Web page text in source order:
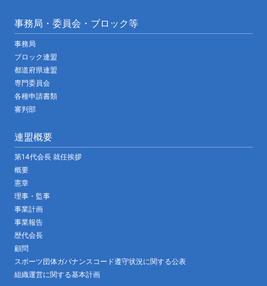
事務局・委員会・ブロック等
事務局
ブロック連盟
都道府県連盟
専門委員会
各種申請書類
審判部
連盟概要
第14代会長 就任挨拶
概要
憲章
理事・監事
事業計画
事業報告
歴代会長
顧問
スポーツ団体ガバナンスコード遵守状況に関する公表
組織運営に関する基本計画